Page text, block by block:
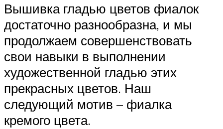
Вышивка гладью цветов фиалок
достаточно разнообразна, и мы
продолжаем совершенствовать
свои навыки в выполнении
художественной гладью этих
прекрасных цветов. Наш
следующий мотив – фиалка
кремого цвета.